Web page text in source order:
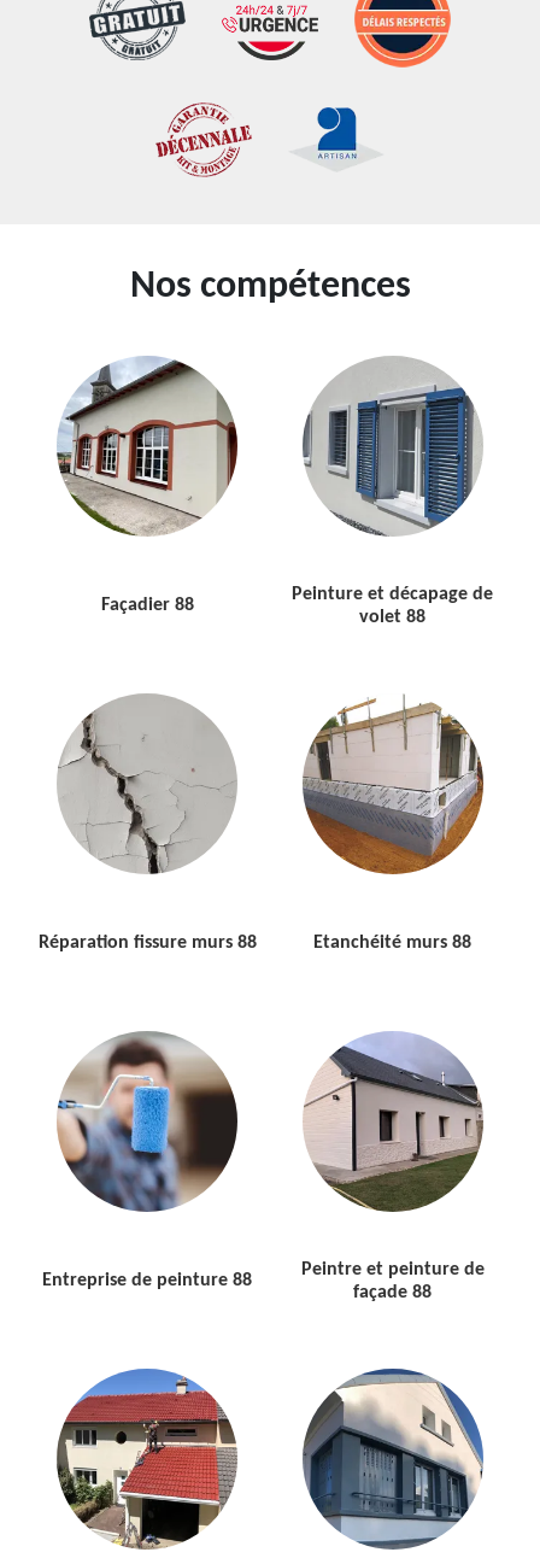
Nos compétences
Façadier 88
Peinture et décapage de
volet 88
Réparation fissure murs 88 Etanchéité murs 88
Entreprise de peinture 88
Peintre et peinture de
façade 88